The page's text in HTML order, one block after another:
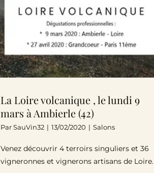
La Loire volcanique , le lundi 9
mars à Ambierle (42)
ParSauVin32 | 13/02/2020 | Salons
Venez découvrir 4 terroirs singuliers et 36
vigneronnes et vignerons artisans de Loire.